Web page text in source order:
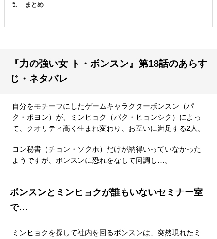
まとめ
『力の強い女 ト・ボンスン』第18話のあらす
じ・ネタバレ
自分をモチーフにしたゲームキャラクターボンスン（パ
ク・ボヨン）が、ミンヒョク（パク・ヒョンシク）によっ
て、クオリティ高く生まれ変わり、お互いに満足する2人。
コン秘書（チョン・ソクホ）だけが納得いっていなかった
ようですが、ボンスンに恐れをなして同調し…。
ボンスンとミンヒョクが誰もいないセミナー室
で…
ミンヒョクを探して社内を回るボンスンは、突然現れたミ